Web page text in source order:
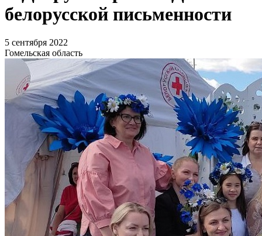
белорусской письменности
5 сентября 2022
Гомельская область